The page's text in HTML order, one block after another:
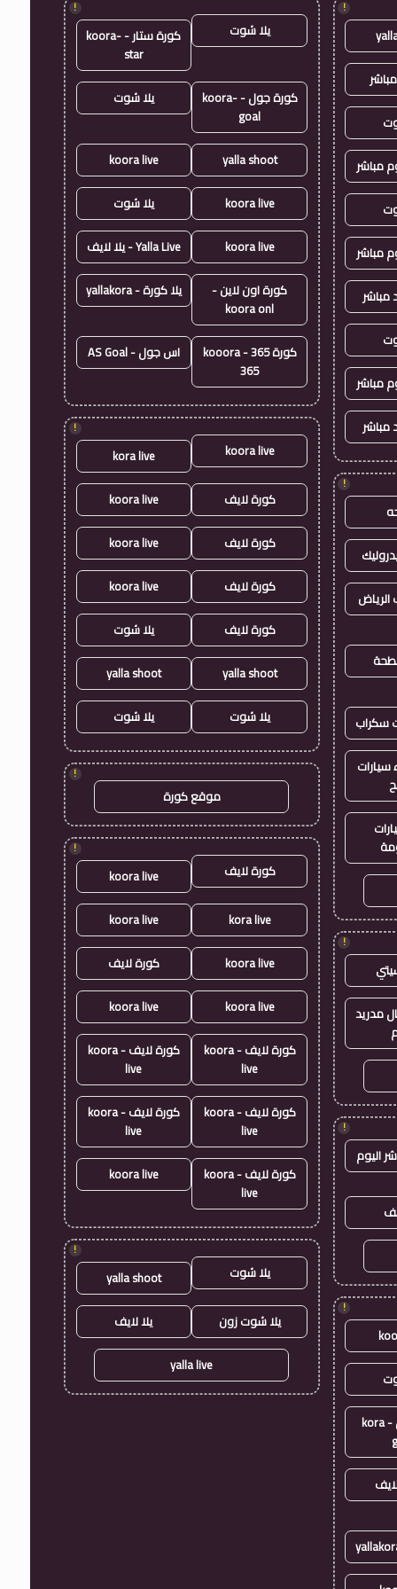
!
مباشر
مباشر
مباشر
مباشر
مباشر
!
سكراب
!
مدريد
!
اليوم
!
كورة جول - kora
!
يلا شوت
كورة ستار - koora-
star
كورة جول - koora-
goal
يلا شوت
yalla shoot
koora live
koora live يلا شوت
koora live Yalla Live - يلا لايف
كورة اون لاين -
koora onl
يلا كورة - yallakora
كورة 365 - kooora
365
اس جول - AS Goal
!
koora live
kora live
كورة لايف koora live
كورة لايف koora live
كورة لايف koora live
كورة لايف يلا شوت
yalla shoot
yalla shoot
يلا شوت يلا شوت
!
موقع كورة
!
كورة لايف koora live
kora live
koora live
koora live كورة لايف
koora live
koora live
كورة لايف - koora
live
كورة لايف - koora
live
كورة لايف - koora
live
كورة لايف - koora
live
كورة لايف - koora
live
koora live
!
يلا شوت yalla shoot
يلا شوت زون يلا لايف
yalla live